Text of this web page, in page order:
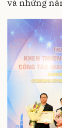
và những